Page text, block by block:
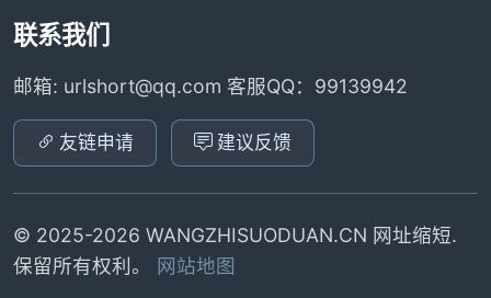
联系我们
邮箱: urlshort@qq.com 客服QQ：99139942
友链申请 建议反馈
© 2025-2026 WANGZHISUODUAN.CN 网址缩短.
保留所有权利。
网站地图